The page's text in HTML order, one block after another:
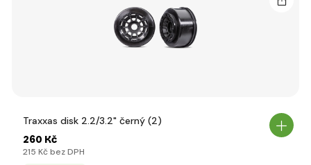
Traxxas disk 2.2/3.2" černý (2)
260 Kč
215 Kč bez DPH